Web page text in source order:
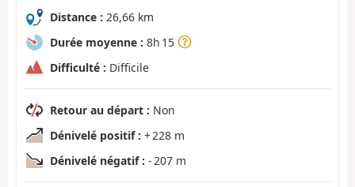
Distance : 26,66 km
Durée moyenne : 8h 15
Difficulté : Difficile
Retour au départ : Non
Dénivelé positif : + 228 m
Dénivelé négatif : - 207 m